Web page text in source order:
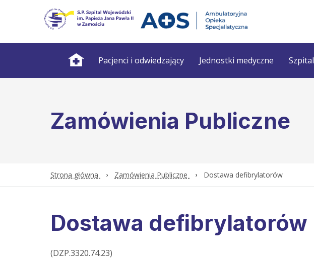
Pacjenci i odwiedzający Jednostki medyczne Szpital
Zamówienia Publiczne
Strona główna Zamówienia Publiczne Dostawa defibrylatorów
Dostawa defibrylatorów
(DZP.3320.74.23)